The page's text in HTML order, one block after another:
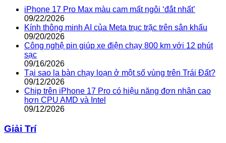
iPhone 17 Pro Max màu cam mất ngôi ‘đắt nhất’
09/22/2026
Kính thông minh AI của Meta trục trặc trên sân khấu
09/20/2026
Công nghệ pin giúp xe điện chạy 800 km với 12 phút
sạc
09/16/2026
Tại sao la bàn chạy loạn ở một số vùng trên Trái Đất?
09/12/2026
Chip trên iPhone 17 Pro có hiệu năng đơn nhân cao
hơn CPU AMD và Intel
09/12/2026
Giải Trí